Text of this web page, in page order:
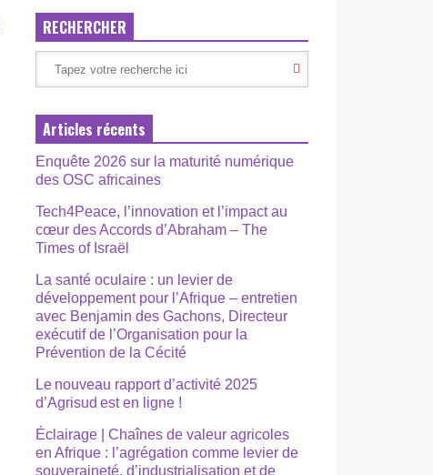
RECHERCHER
Articles récents
Enquête 2026 sur la maturité numérique
des OSC africaines
Tech4Peace, l’innovation et l’impact au
cœur des Accords d’Abraham – The
Times of Israël
La santé oculaire : un levier de
développement pour l’Afrique – entretien
avec Benjamin des Gachons, Directeur
exécutif de l’Organisation pour la
Prévention de la Cécité
Le nouveau rapport d’activité 2025
d’Agrisud est en ligne !
Éclairage | Chaînes de valeur agricoles
en Afrique : l’agrégation comme levier de
souveraineté, d’industrialisation et de